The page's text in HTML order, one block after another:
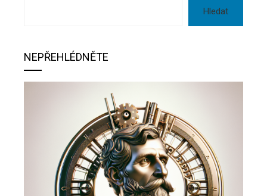
Hledat
NEPŘEHLÉDNĚTE